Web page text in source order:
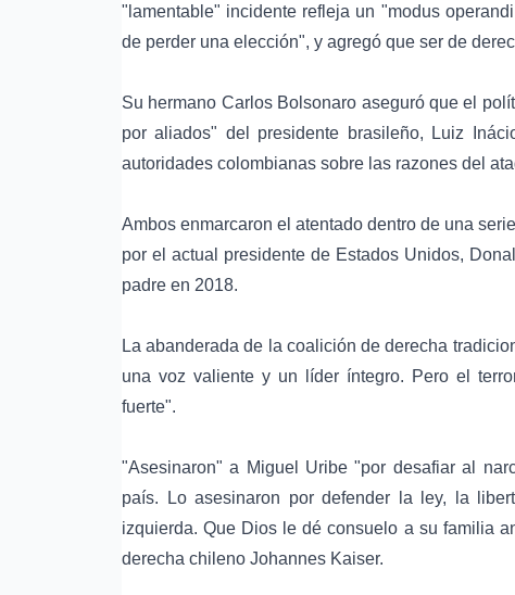
"lamentable" incidente refleja un "modus
de perder una elección", y agregó que ser de
Su hermano Carlos Bolsonaro aseguró que el
por aliados" del presidente brasileño, Luiz
autoridades colombianas sobre las razones del
Ambos enmarcaron el atentado dentro de una
por el actual presidente de Estados Unidos,
padre en 2018.
La abanderada de la coalición de derecha
una voz valiente y un líder íntegro. Pero el
fuerte".
"Asesinaron" a Miguel Uribe "por desafiar al
país. Lo asesinaron por defender la ley, la
izquierda. Que Dios le dé consuelo a su familia
derecha chileno Johannes Kaiser.